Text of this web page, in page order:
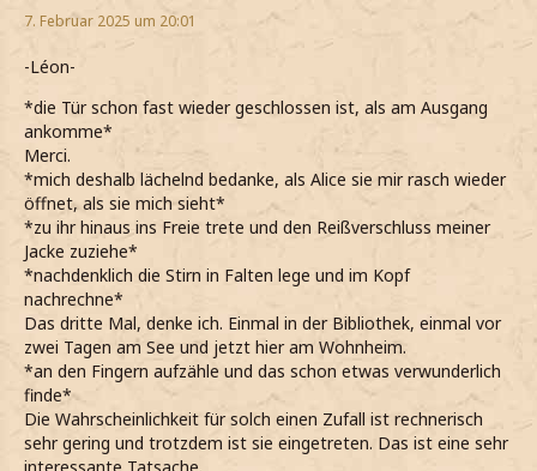
7. Februar 2025 um 20:01
-Léon-
*die Tür schon fast wieder geschlossen ist, als am Ausgang
ankomme*
Merci.
*mich deshalb lächelnd bedanke, als Alice sie mir rasch wieder
öffnet, als sie mich sieht*
*zu ihr hinaus ins Freie trete und den Reißverschluss meiner
Jacke zuziehe*
*nachdenklich die Stirn in Falten lege und im Kopf
nachrechne*
Das dritte Mal, denke ich. Einmal in der Bibliothek, einmal vor
zwei Tagen am See und jetzt hier am Wohnheim.
*an den Fingern aufzähle und das schon etwas verwunderlich
finde*
Die Wahrscheinlichkeit für solch einen Zufall ist rechnerisch
sehr gering und trotzdem ist sie eingetreten. Das ist eine sehr